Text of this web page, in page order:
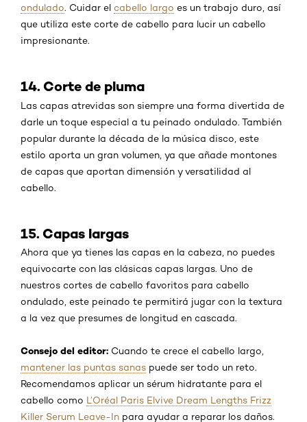
ondulado. Cuidar el cabello largo es un trabajo duro, así
que utiliza este corte de cabello para lucir un cabello
impresionante.
14. Corte de pluma
Las capas atrevidas son siempre una forma divertida de
darle un toque especial a tu peinado ondulado. También
popular durante la década de la música disco, este
estilo aporta un gran volumen, ya que añade montones
de capas que aportan dimensión y versatilidad al
cabello.
15. Capas largas
Ahora que ya tienes las capas en la cabeza, no puedes
equivocarte con las clásicas capas largas. Uno de
nuestros cortes de cabello favoritos para cabello
ondulado, este peinado te permitirá jugar con la textura
a la vez que presumes de longitud en cascada.
Consejo del editor: Cuando te crece el cabello largo,
mantener las puntas sanas puede ser todo un reto.
Recomendamos aplicar un sérum hidratante para el
cabello como L’Oréal Paris Elvive Dream Lengths Frizz
Killer Serum Leave-In para ayudar a reparar los daños.